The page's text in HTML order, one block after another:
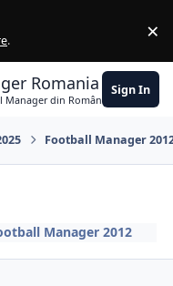
. ×
Romania
din România
Sign In
Football Manager
Manager 2012